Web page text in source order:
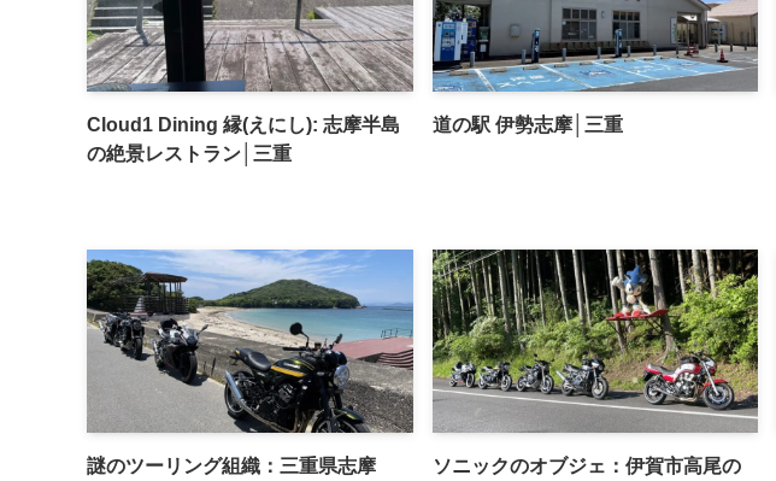
Cloud1 Dining 縁(えにし): 志摩半島
の絶景レストラン│三重
道の駅 伊勢志摩│三重
謎のツーリング組織：三重県志摩
ソニックのオブジェ：伊賀市高尾の